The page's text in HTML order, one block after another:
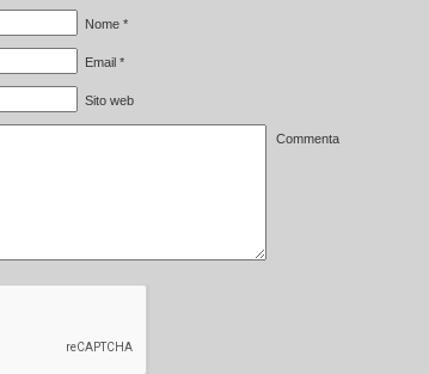
Nome *
Email *
Sito web
Commenta